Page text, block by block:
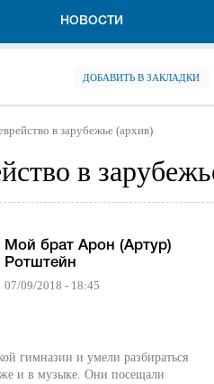
НОВОСТИ
ДОБАВИТЬ В ЗАКЛАДКИ
в зарубежье (архив)
в
Мой брат Арон (Артур)
Ротштейн
07/09/2018 - 18:45
гимназии и умели разбираться
и в музыке. Они посещали